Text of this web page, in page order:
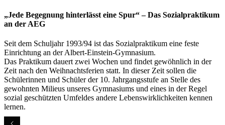
„Jede Begegnung hinterlässt eine Spur“ – Das Sozialpraktikum
an der AEG
Seit dem Schuljahr 1993/94 ist das Sozialpraktikum eine feste
Einrichtung an der Albert-Einstein-Gymnasium.
Das Praktikum dauert zwei Wochen und findet gewöhnlich in der
Zeit nach den Weihnachtsferien statt. In dieser Zeit sollen die
Schülerinnen und Schüler der 10. Jahrgangsstufe an Stelle des
gewohnten Milieus unseres Gymnasiums und eines in der Regel
sozial geschützten Umfeldes andere Lebenswirklichkeiten kennen
lernen.